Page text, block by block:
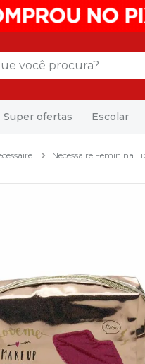
você procura?
Super ofertas Escolar
Necessaire Feminina